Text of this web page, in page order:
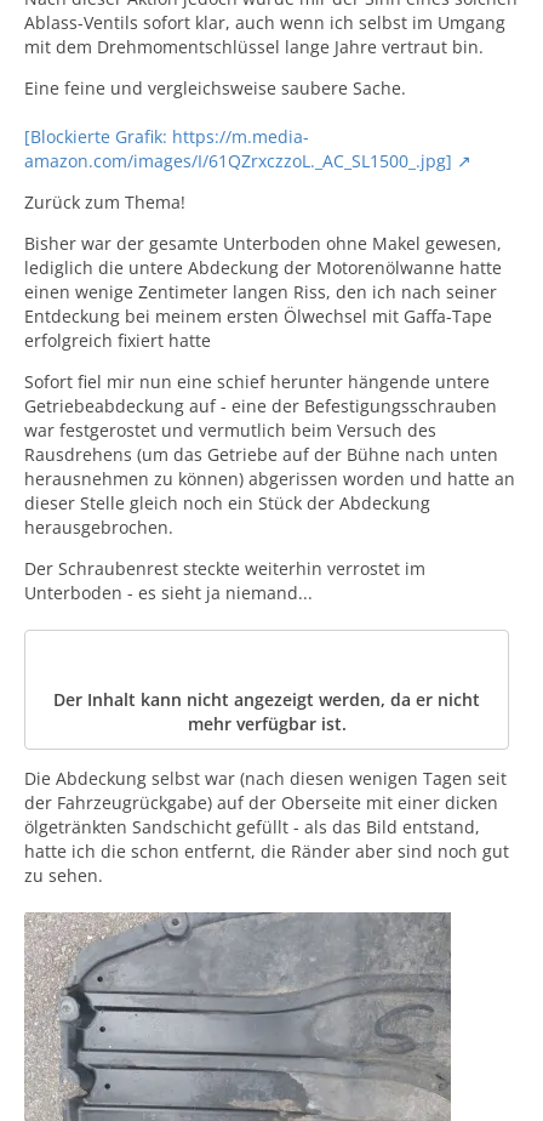
Ablass-Ventils sofort klar, auch wenn ich selbst im Umgang
mit dem Drehmomentschlüssel lange Jahre vertraut bin.
Eine feine und vergleichsweise saubere Sache.
[Blockierte Grafik: https://m.media-
amazon.com/images/I/61QZrxczzoL._AC_SL1500_.jpg]
Zurück zum Thema!
Bisher war der gesamte Unterboden ohne Makel gewesen,
lediglich die untere Abdeckung der Motorenölwanne hatte
einen wenige Zentimeter langen Riss, den ich nach seiner
Entdeckung bei meinem ersten Ölwechsel mit Gaffa-Tape
erfolgreich fixiert hatte
Sofort fiel mir nun eine schief herunter hängende untere
Getriebeabdeckung auf - eine der Befestigungsschrauben
war festgerostet und vermutlich beim Versuch des
Rausdrehens (um das Getriebe auf der Bühne nach unten
herausnehmen zu können) abgerissen worden und hatte an
dieser Stelle gleich noch ein Stück der Abdeckung
herausgebrochen.
Der Schraubenrest steckte weiterhin verrostet im
Unterboden - es sieht ja niemand...
Der Inhalt kann nicht angezeigt werden, da er nicht
mehr verfügbar ist.
Die Abdeckung selbst war (nach diesen wenigen Tagen seit
der Fahrzeugrückgabe) auf der Oberseite mit einer dicken
ölgetränkten Sandschicht gefüllt - als das Bild entstand,
hatte ich die schon entfernt, die Ränder aber sind noch gut
zu sehen.